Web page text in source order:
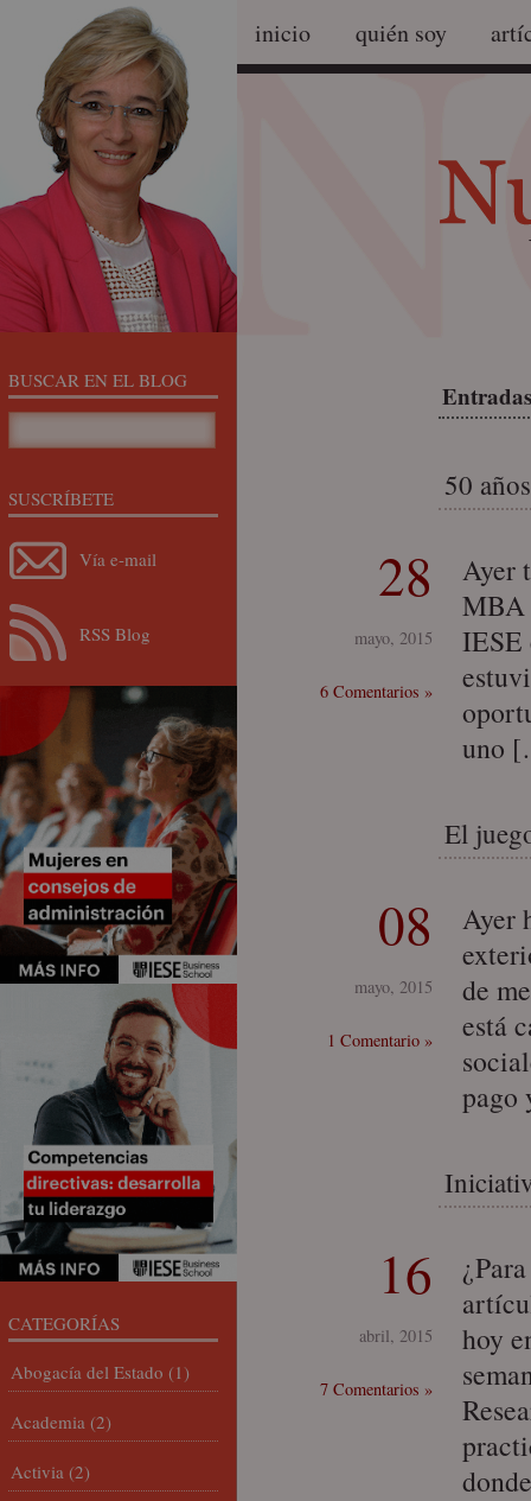
inicio quién soy
50
28
mayo, 2015
6 Comentarios »
Ayer
MBA
IESE
uno
El
08
mayo, 2015
1 Comentario »
Ayer
de
está
pago
16
abril, 2015
7 Comentarios »
hoy
BUSCAR EN EL BLOG
SUSCRÍBETE
Vía e-mail
RSS Blog
CATEGORÍAS
Abogacía del Estado (1)
Academia (2)
Activia (2)